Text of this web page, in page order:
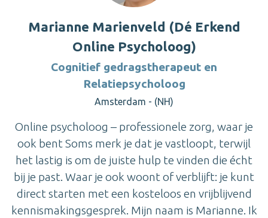
Marianne Marienveld (Dé Erkend
Online Psycholoog)
Cognitief gedragstherapeut en
Relatiepsycholoog
Amsterdam - (NH)
Online psycholoog – professionele zorg, waar je
ook bent Soms merk je dat je vastloopt, terwijl
het lastig is om de juiste hulp te vinden die écht
bij je past. Waar je ook woont of verblijft: je kunt
direct starten met een kosteloos en vrijblijvend
kennismakingsgesprek. Mijn naam is Marianne. Ik